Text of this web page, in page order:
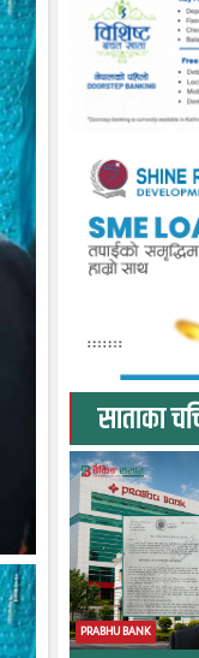
साताका
PRABHU BANK